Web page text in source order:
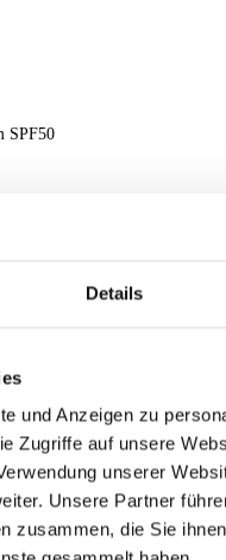
Details
und Anzeigen zu
Zugriffe auf unsere
unserer
Unsere Partner
zusammen, die Sie
SPF50